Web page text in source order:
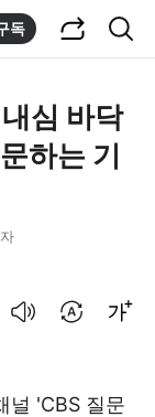
독
심 바닥
하는 기
널 'CBS 질문